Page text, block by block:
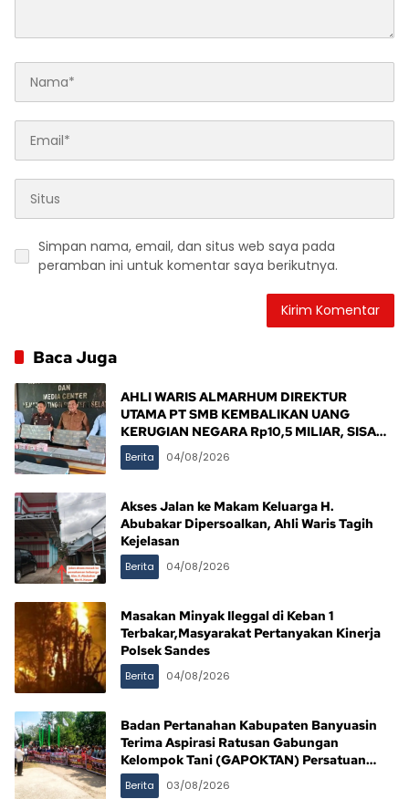
Simpan nama, email, dan situs web saya pada
peramban ini untuk komentar saya berikutnya.
Baca Juga
AHLI WARIS ALMARHUM DIREKTUR
UTAMA PT SMB KEMBALIKAN UANG
KERUGIAN NEGARA Rp10,5 MILIAR, SISA
Berita 04/08/2026
Akses Jalan ke Makam Keluarga H.
Abubakar Dipersoalkan, Ahli Waris Tagih
Kejelasan
Berita 04/08/2026
Masakan Minyak Ileggal di Keban 1
Terbakar,Masyarakat Pertanyakan Kinerja
Polsek Sandes
Berita 04/08/2026
Badan Pertanahan Kabupaten Banyuasin
Terima Aspirasi Ratusan Gabungan
Kelompok Tani (GAPOKTAN) Persatuan
Masyarakat Rimba Asam
Berita 03/08/2026